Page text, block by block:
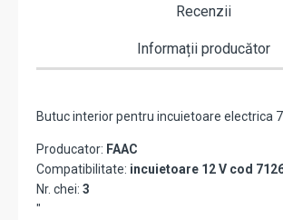
Recenzii
Informații producător
Butuc interior pentru incuietoare electrica
Producator: FAAC
Compatibilitate: incuietoare 12 V cod
Nr. chei: 3
"